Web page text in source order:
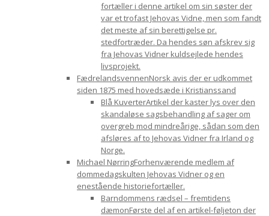
fortæller i denne artikel om sin søster der
var et trofast Jehovas Vidne, men som fandt
det meste af sin berettigelse pr.
stedfortræder. Da hendes søn afskrev sig
fra Jehovas Vidner kuldsejlede hendes
livsprojekt.
FædrelandsvennenNorsk avis der er udkommet
siden 1875 med hovedsæde i Kristianssand
Blå KuverterArtikel der kaster lys over den
skandaløse sagsbehandling af sager om
overgreb mod mindreårige, sådan som den
afsløres af to Jehovas Vidner fra Irland og
Norge.
Michael NørringForhenværende medlem af
dommedagskulten Jehovas Vidner og en
enestående historiefortæller.
Barndommens rædsel – fremtidens
dæmonFørste del af en artikel-føljeton der